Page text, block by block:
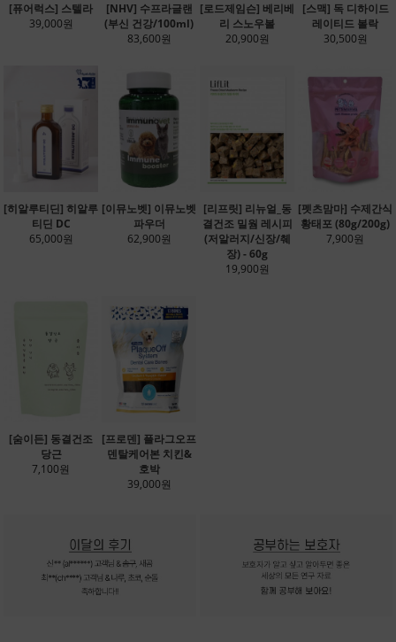
[퓨어럭스] 스텔라
39,000원
[NHV] 수프라글랜
(부신 건강/100ml)
83,600원
[로드제임슨] 베리베
리 스노우볼
20,900원
[스맥] 독 디하이드
레이티드 볼락
30,500원
[히알루티딘] 히알루
티딘 DC
65,000원
[이뮤노벳] 이뮤노벳
파우더
62,900원
[리프릿] 리뉴얼_동
결건조 밀웜 레시피
(저알러지/신장/췌
장) - 60g
19,900원
[펫츠맘마] 수제간식
황태포 (80g/200g)
7,900원
[숨이든] 동결건조
당근
7,100원
[프로덴] 플라그오프
덴탈케어본 치킨&
호박
39,000원